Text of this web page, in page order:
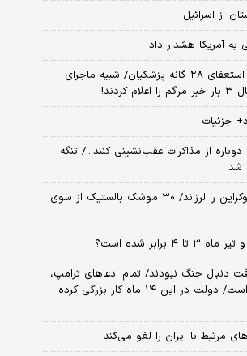
از اسرائیل
آمریکا هشدار داد
واکنش مهاجرانی به ادعای استعفای ۲۸ گانه پزشکیان/ شبیه ماجرای
جزئیات
دوباره از مذاکرات عقب‌نشینی کنند.../ تنگه
شد
انفجارهای شدید پایتخت اوکراین را لرزاند/ ۳۰ موشک بالستیک از سوی
شده است؟
دنبال جنگ نبودند/ تمام ادعاهای ترامپ،
حرف‌های توخالی و بلوف است/ دولت در این ۱۴ ماه کار بزرگی کرده
مرتبط با ایران را لغو می‌کند